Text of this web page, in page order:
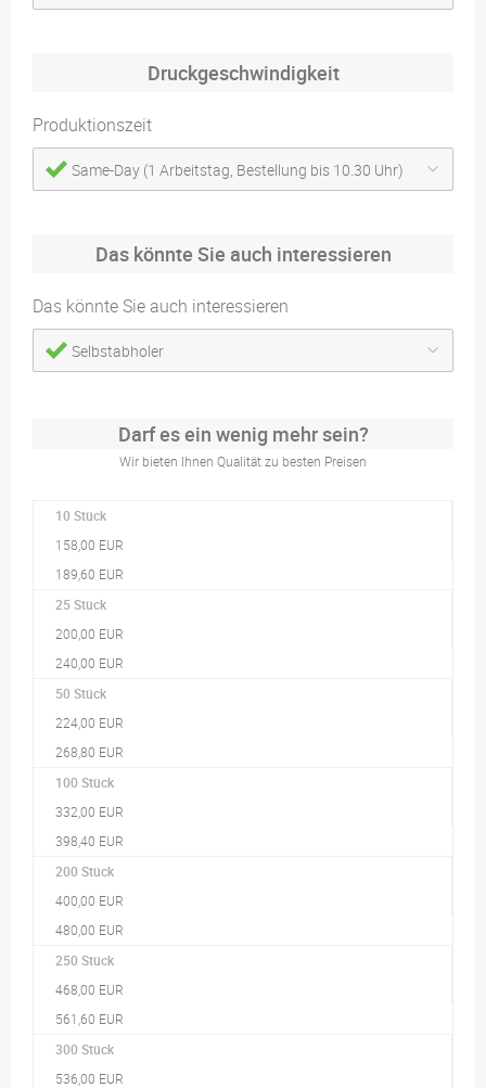
Druckgeschwindigkeit
Produktionszeit
Same-Day (1 Arbeitstag, Bestellung bis 10.30 Uhr)
Das könnte Sie auch interessieren
Das könnte Sie auch interessieren
Selbstabholer
Darf es ein wenig mehr sein?
Wir bieten Ihnen Qualität zu besten Preisen
10 Stück
158,00 EUR
189,60 EUR
25 Stück
200,00 EUR
240,00 EUR
50 Stück
224,00 EUR
268,80 EUR
100 Stück
332,00 EUR
398,40 EUR
200 Stück
400,00 EUR
480,00 EUR
250 Stück
468,00 EUR
561,60 EUR
300 Stück
536,00 EUR